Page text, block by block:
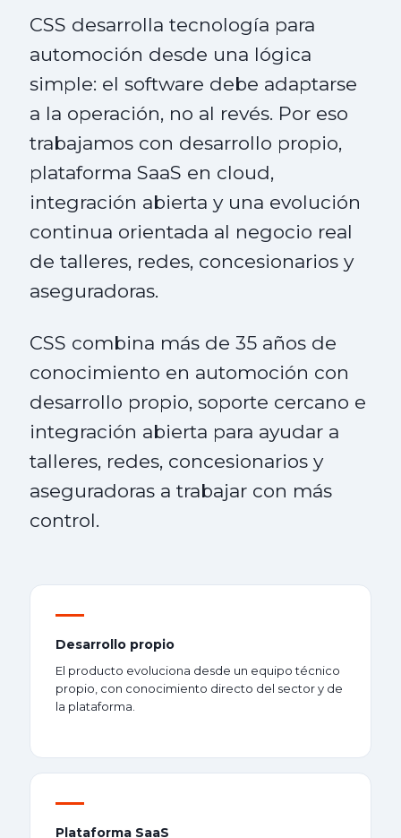
CSS desarrolla tecnología para
automoción desde una lógica
simple: el software debe adaptarse
a la operación, no al revés. Por eso
trabajamos con desarrollo propio,
plataforma SaaS en cloud,
integración abierta y una evolución
continua orientada al negocio real
de talleres, redes, concesionarios y
aseguradoras.
CSS combina más de 35 años de
conocimiento en automoción con
desarrollo propio, soporte cercano e
integración abierta para ayudar a
talleres, redes, concesionarios y
aseguradoras a trabajar con más
control.
Desarrollo propio
El producto evoluciona desde un equipo técnico
propio, con conocimiento directo del sector y de
la plataforma.
Plataforma SaaS